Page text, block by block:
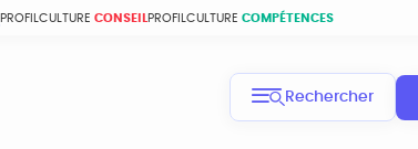
PROFILCULTURE CONSEIL PROFILCULTURE COMPÉTENCES
Rechercher